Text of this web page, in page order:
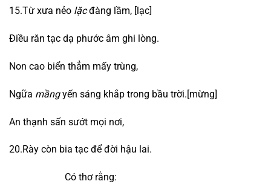
15.Từ xưa nẻo lặcđàng lầm, [lạc]
Điều răn tạc dạ phước âm ghi lòng.
Non cao biển thẳm mấy trùng,
Ngữa mầngyến sáng khắp trong bầu trời.[mừng]
An thạnh sấn sướt mọi nơi,
20.Rày còn bia tạc để đời hậu lai.
Có thơ rằng: